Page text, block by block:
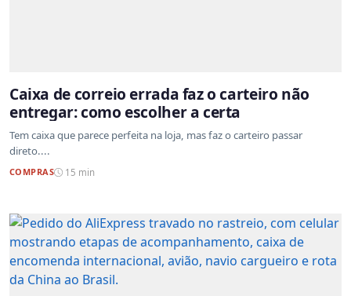
Caixa de correio errada faz o carteiro não
entregar: como escolher a certa
Tem caixa que parece perfeita na loja, mas faz o carteiro passar
direto....
COMPRAS 15 min